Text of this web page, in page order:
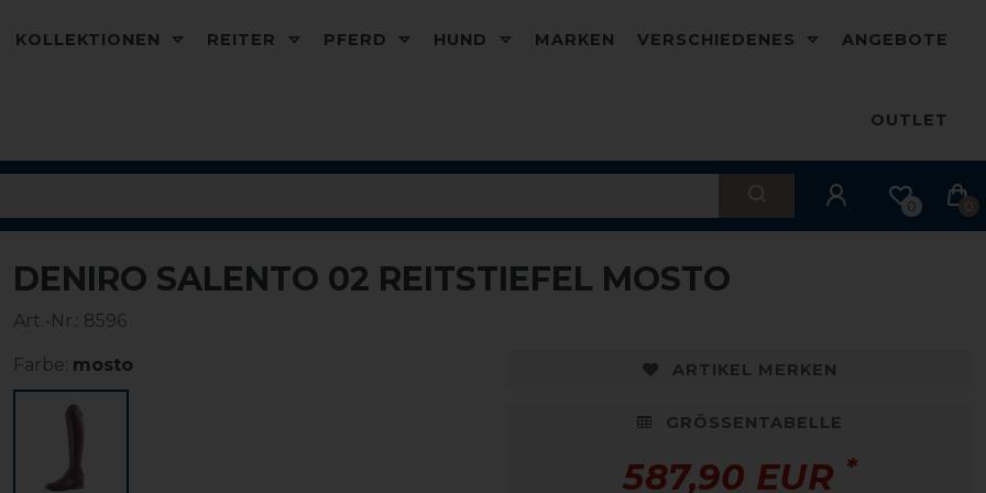
KOLLEKTIONEN REITER PFERD HUND MARKEN VERSCHIEDENES ANGEBOTE
OUTLET
0 0
DENIRO SALENTO 02 REITSTIEFEL MOSTO
Art.-Nr.: 8596
Farbe: mosto ARTIKEL MERKEN
GRÖSSENTABELLE
587,90 EUR *